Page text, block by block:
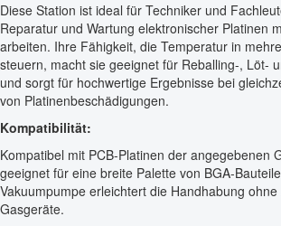
Diese Station ist ideal für Techniker und
Reparatur und Wartung elektronischer Platinen
arbeiten. Ihre Fähigkeit, die Temperatur in
steuern, macht sie geeignet für Reballing-, Löt-
und sorgt für hochwertige Ergebnisse bei
von Platinenbeschädigungen.
Kompatibilität:
Kompatibel mit PCB-Platinen der angegebenen
geeignet für eine breite Palette von BGA-
Vakuumpumpe erleichtert die Handhabung
Gasgeräte.